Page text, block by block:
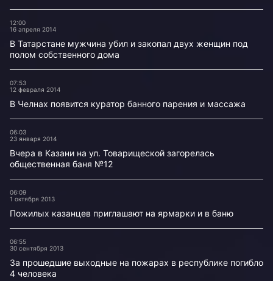
12:00
16 апреля 2014
В Татарстане мужчина убил и закопал двух женщин под
полом собственного дома
07:53
12 февраля 2014
В Челнах появится куратор банного парения и массажа
06:03
23 января 2014
Вчера в Казани на ул. Товарищеской загорелась
общественная баня №12
06:09
1 октября 2013
Пожилых казанцев приглашают на ярмарки и в баню
06:55
30 сентября 2013
За прошедшие выходные на пожарах в республике погибло
4 человека